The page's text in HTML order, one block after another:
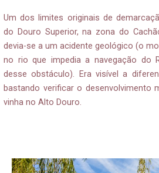
Um dos limites originais de
do Douro Superior, na zona do
devia-se a um acidente geológico (o
no rio que impedia a navegação do
desse obstáculo). Era visível a
bastando verificar o desenvolvimento
vinha no Alto Douro.